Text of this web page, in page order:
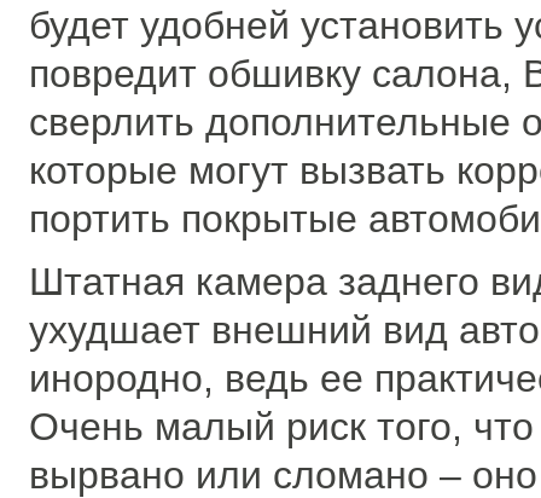
будет удобней установить
повредит обшивку салона,
сверлить дополнительные
которые могут вызвать
портить покрытые
Штатная камера заднего
ухудшает внешний вид
инородно, ведь ее
Очень малый риск того, что
вырвано или сломано –